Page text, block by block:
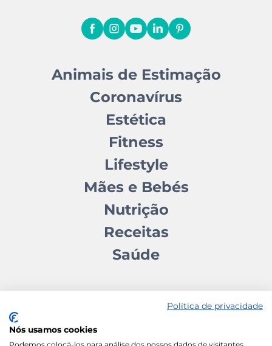
Animais de Estimação
Coronavírus
Estética
Fitness
Lifestyle
Mães e Bebés
Nutrição
Receitas
Saúde
Contactos Quem somos Autores Estatuto Editorial
Política de privacidade
Nós usamos cookies